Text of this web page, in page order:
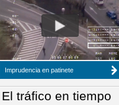
NÚMERO ACTUAL HEMEROTECA
Imprudencia en patinete
El tráfico en tiempo